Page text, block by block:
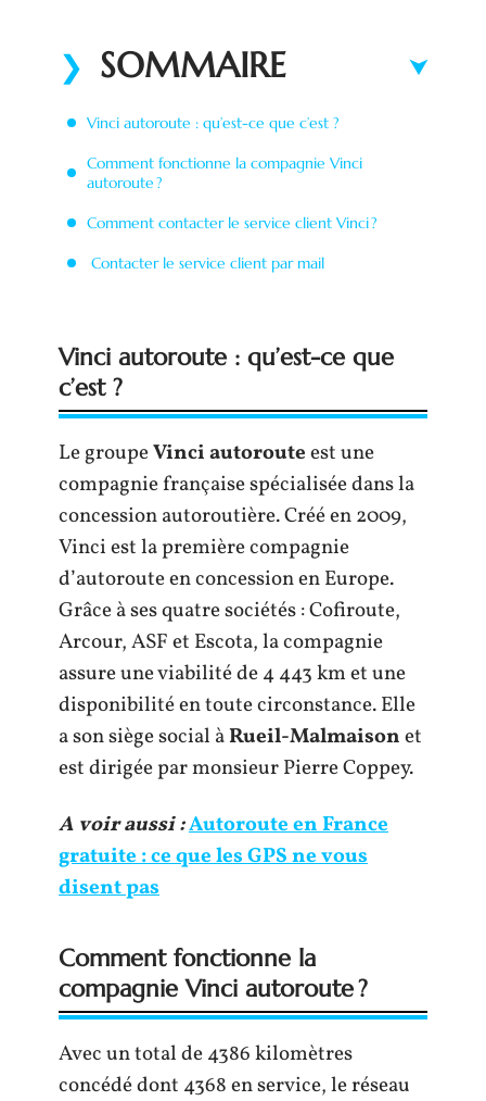
SOMMAIRE
Vinci autoroute : qu’est-ce que c’est ?
Comment fonctionne la compagnie Vinci
autoroute ?
Comment contacter le service client Vinci ?
Contacter le service client par mail
Vinci autoroute : qu’est-ce que
c’est ?
Le groupeVinci autorouteest une
compagnie française spécialisée dans la
concession autoroutière. Créé en 2009,
Vinci est la première compagnie
d’autoroute en concession en Europe.
Grâce à ses quatre sociétés : Cofiroute,
Arcour, ASF et Escota, la compagnie
assure une viabilité de 4 443 km et une
disponibilité en toute circonstance. Elle
a son siège social àRueil-Malmaisonet
est dirigée par monsieur Pierre Coppey.
A voir aussi :Autoroute en France
gratuite : ce que les GPS ne vous
disent pas
Comment fonctionne la
compagnie Vinci autoroute ?
Avec un total de 4386 kilomètres
concédé dont 4368 en service, le réseau